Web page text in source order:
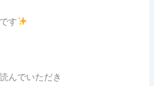
す
んでいただき